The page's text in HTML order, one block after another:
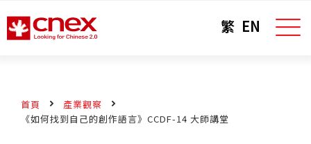
繁 EN
首頁
產業觀察
《如何找到自己的創作語言》CCDF-14 大師講堂